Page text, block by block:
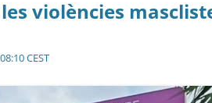
violències
CEST